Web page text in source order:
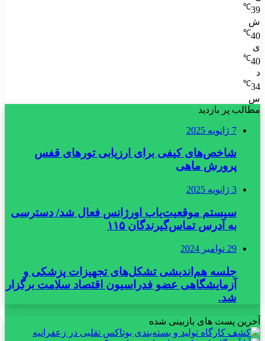
39
℃
ش
40
℃
ی
40
℃
د
34
℃
س
مطالب پر بازدید
7 ژانویه 2025
شاخص‌های کیفی برای ارزیابی تورهای قفس
پرورش ماهی
3 ژانویه 2025
سیستم موقعیت‌یاب اورژانس فعال شد/ دسترسی
به آدرس تماس‌گیرندگان ۱۱۵
29 نوامبر 2024
جلسه هم‌اندیشی تشکل‌های تجهیزات پزشکی و
آزمایشگاهی عضو فدراسیون اقتصاد سلامت برگزار
شد.
آخرین پست های بازبینی شده